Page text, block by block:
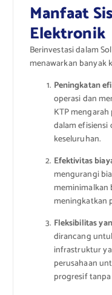
Manfaat
Elektronik
Berinvestasi dalam
menawarkan banyak
Peningkatan
operasi dan
KTP
dalam
keseluruhan.
Efektivitas
mengurangi
meminimalkan
meningkatkan
Fleksibilitas
dirancang
infrastruktur
perusahaan
progresif